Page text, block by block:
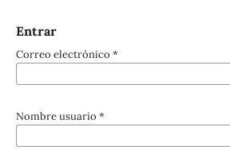
Entrar
Correo electrónico *
Nombre usuario *